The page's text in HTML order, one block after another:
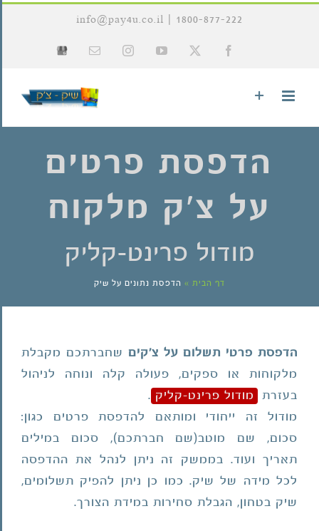
1800-877-222
info@pay4u.co.il
Facebook
YouTube
InstagramכתובתGoogle
הדפסת פרטים
על צ'ק מלקוח
מודול פרינט-קליק
דף הבית » הדפסת נתונים על שיק
הדפסת פרטי תשלום על צ'קים שחברתכם מקבלת
מלקוחות או ספקים, פעולה קלה ונוחה לניהול
בעזרת
מודול פרינט-קליק .
מודול זה ייחודי ומותאם להדפסת פרטים כגון:
סכום, שם מוטב(שם חברתכם), סכום במילים
תאריך ועוד. בממשק זה ניתן לנהל את ההדפסה
לכל מידה של שיק. כמו כן ניתן להפיק תשלומים,
שיק בטחון, הגבלת סחירות במידת הצורך.